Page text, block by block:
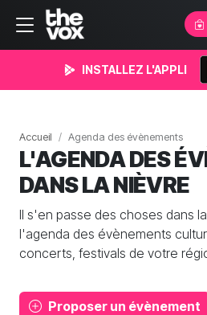
INSTALLEZ L'APPLI
Accueil Agenda des évènements
L'AGENDA DES
DANS LA NIÈVRE
Il s'en passe des choses dans
l'agenda des évènements
concerts, festivals de votre
Proposer un évènement